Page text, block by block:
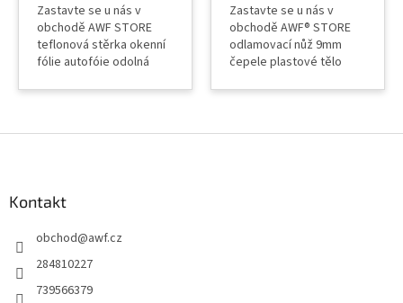
Zastavte se u nás v
obchodě AWF STORE
teflonová stěrka okenní
fólie autofóie odolná
Zastavte se u nás v
obchodě AWF® STORE
odlamovací nůž 9mm
čepele plastové tělo
Kontakt
obchod@awf.cz
284810227
739566379